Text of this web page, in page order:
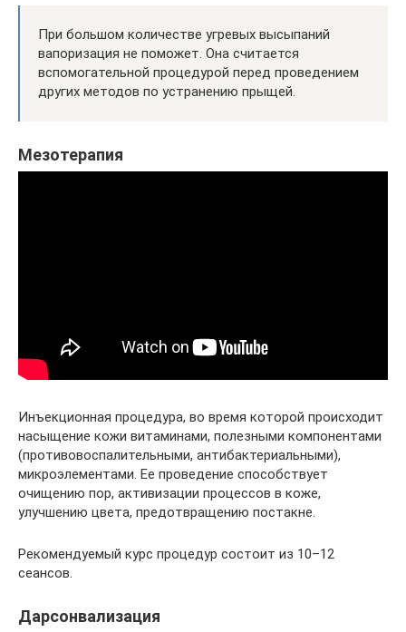
При большом количестве угревых высыпаний
вапоризация не поможет. Она считается
вспомогательной процедурой перед проведением
других методов по устранению прыщей.
Мезотерапия
Инъекционная процедура, во время которой происходит
насыщение кожи витаминами, полезными компонентами
(противовоспалительными, антибактериальными),
микроэлементами. Ее проведение способствует
очищению пор, активизации процессов в коже,
улучшению цвета, предотвращению постакне.
Рекомендуемый курс процедур состоит из 10–12
сеансов.
Дарсонвализация